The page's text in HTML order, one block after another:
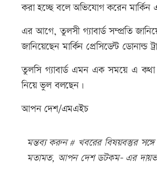
করা হচ্ছে বলে অভিযোগ করেন মার্কিন
এর আগে, তুলসী গ্যাবার্ড সম্প্রতি
জানিয়েছেন মার্কিন প্রেসিডেন্ট ডোনাল্ড
তুলসি গ্যাবার্ড এমন এক সময়ে এ কথা
নিয়ে ভুল বলছেন।
আপন দেশ/এমএইচ
মন্তব্য করুন # খবরের বিষয়বস্তুর
মতামত, আপন দেশ ডটকম- এর